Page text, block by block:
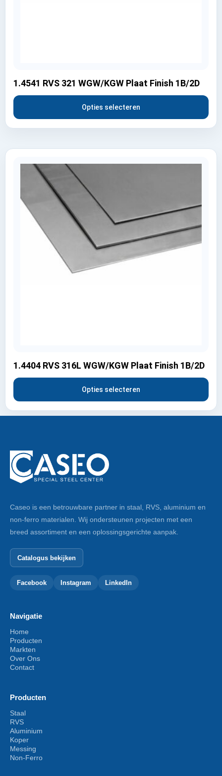
1.4541 RVS 321 WGW/KGW Plaat Finish 1B/2D
Opties selecteren
1.4404 RVS 316L WGW/KGW Plaat Finish 1B/2D
Opties selecteren
Caseo is een betrouwbare partner in staal, RVS, aluminium en
non-ferro materialen. Wij ondersteunen projecten met een
breed assortiment en een oplossingsgerichte aanpak.
Catalogus bekijken
Facebook Instagram LinkedIn
Navigatie
Home
Producten
Markten
Over Ons
Contact
Producten
Staal
RVS
Aluminium
Koper
Messing
Non-Ferro